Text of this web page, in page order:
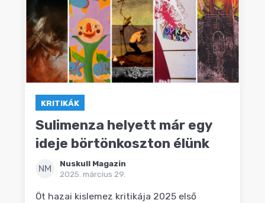
PREMIEREK
KULT
MÁSVILÁG
BLOGKRITIKÁK
Sulimenza helyett már egy
ideje börtönkoszton élünk
NM
Nuskull Magazin
2025. március 29.
Öt hazai kislemez kritikája 2025 első